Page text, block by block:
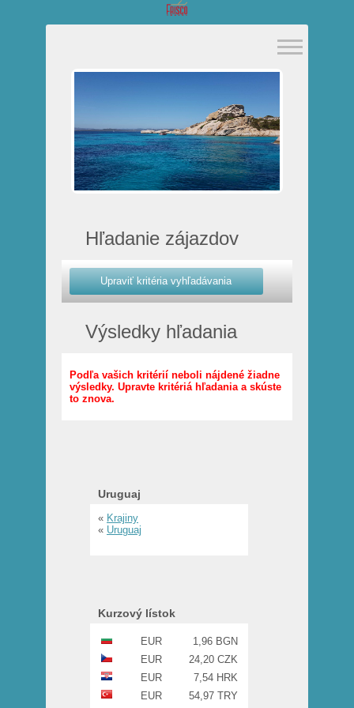
Hľadanie zájazdov
Výsledky hľadania
Podľa vašich kritérií neboli nájdené žiadne
výsledky. Upravte kritériá hľadania a skúste
to znova.
Uruguaj
« Krajiny
« Uruguaj
Kurzový lístok
EUR
1,96 BGN
EUR
24,20 CZK
EUR
7,54 HRK
EUR
54,97 TRY